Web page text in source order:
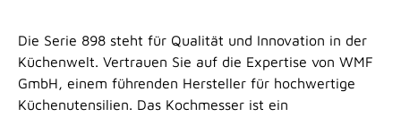
Die Serie 898 steht für Qualität und Innovation in der
Küchenwelt. Vertrauen Sie auf die Expertise von WMF
GmbH, einem führenden Hersteller für hochwertige
Küchenutensilien. Das Kochmesser ist ein